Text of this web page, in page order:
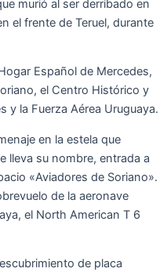
murió al ser derribado en
el frente de Teruel, durante
Español de Mercedes,
el Centro Histórico y
y la Fuerza Aérea Uruguaya.
en la estela que
lleva su nombre, entrada a
«Aviadores de Soriano».
de la aeronave
el North American T 6
de placa